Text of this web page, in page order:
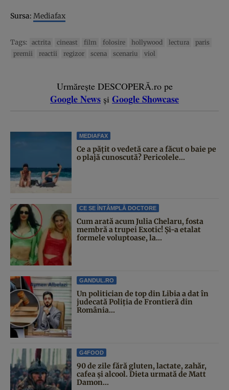
Sursa: Mediafax
Tags: actrita cineast film folosire hollywood lectura
paris
premii
reactii regizor scena scenariu viol
Urmărește DESCOPERĂ.ro pe
Google News și Google Showcase
MEDIAFAX
Ce a pățit o vedetă care a făcut o baie pe
o plajă cunoscută? Pericolele...
CE SE ÎNTÂMPLĂ DOCTORE
Cum arată acum Julia Chelaru, fosta
membră a trupei Exotic! Și-a etalat
formele voluptoase, la...
GANDUL.RO
Un politician de top din Libia a dat în
judecată Poliția de Frontieră din
România...
G4FOOD
90 de zile fără gluten, lactate, zahăr,
cafea și alcool. Dieta urmată de Matt
Damon...